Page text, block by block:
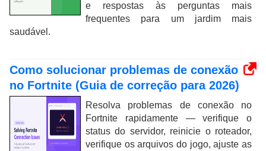
e respostas às perguntas mais
frequentes para um jardim mais
saudável.
Como solucionar problemas de conexão
no Fortnite (Guia de correção para 2026)
Resolva problemas de conexão no
Fortnite rapidamente — verifique o
status do servidor, reinicie o roteador,
verifique os arquivos do jogo, ajuste as